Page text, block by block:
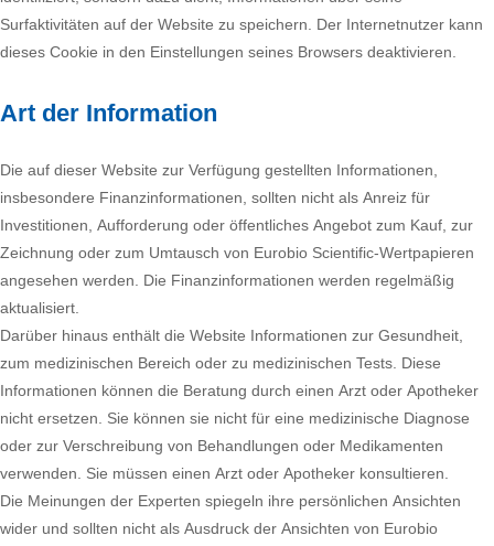
Surfaktivitäten auf der Website zu speichern. Der Internetnutzer kann
dieses Cookie in den Einstellungen seines Browsers deaktivieren.
Art der Information
Die auf dieser Website zur Verfügung gestellten Informationen,
insbesondere Finanzinformationen, sollten nicht als Anreiz für
Investitionen, Aufforderung oder öffentliches Angebot zum Kauf, zur
Zeichnung oder zum Umtausch von Eurobio Scientific-Wertpapieren
angesehen werden. Die Finanzinformationen werden regelmäßig
aktualisiert.
Darüber hinaus enthält die Website Informationen zur Gesundheit,
zum medizinischen Bereich oder zu medizinischen Tests. Diese
Informationen können die Beratung durch einen Arzt oder Apotheker
nicht ersetzen. Sie können sie nicht für eine medizinische Diagnose
oder zur Verschreibung von Behandlungen oder Medikamenten
verwenden. Sie müssen einen Arzt oder Apotheker konsultieren.
Die Meinungen der Experten spiegeln ihre persönlichen Ansichten
wider und sollten nicht als Ausdruck der Ansichten von Eurobio